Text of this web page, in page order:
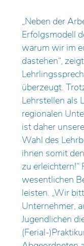
„Neben der
Erfolgsmodell
warum wir im
dastehen“,
überzeugt.
Lehrstellen als
regionalen
ist daher
Wahl des
ihnen somit
zu erleichtern!“
wesentlichen
leisten. „Wir
Unternehmer,
Jugendlichen
(Ferial-